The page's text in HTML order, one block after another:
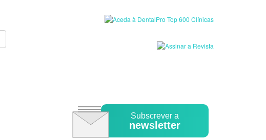
Subscrever a
newsletter